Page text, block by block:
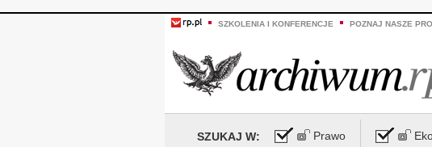
SZKOLENIA I KONFERENCJE POZNAJ NASZE
SZUKAJ W: Prawo